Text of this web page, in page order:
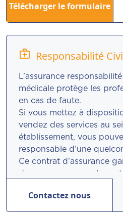
Télécharger le formulaire
medical_services Responsabilité
L’assurance
médicale protège les
en cas de faute.
Si vous mettez à
vendez des services au
établissement, vous
responsable d’une
Ce contrat d’assurance
dommages corporels,
cadre du déroulement
ou para-médicale au sein
Contactez nous